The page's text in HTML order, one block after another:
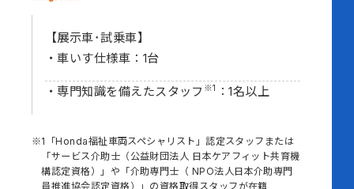
【展示車･試乗車】
車いす仕様車：1台
専門知識を備えたスタッフ ※1 ：1名以上
1「Honda福祉車両スペシャリスト」認定スタッフまたは
「サービス介助士（公益財団法人 日本ケアフィット共育機
構認定資格）」や「介助専門士（ NPO法人日本介助専門
員推進協会認定資格）」の資格取得スタッフが在籍